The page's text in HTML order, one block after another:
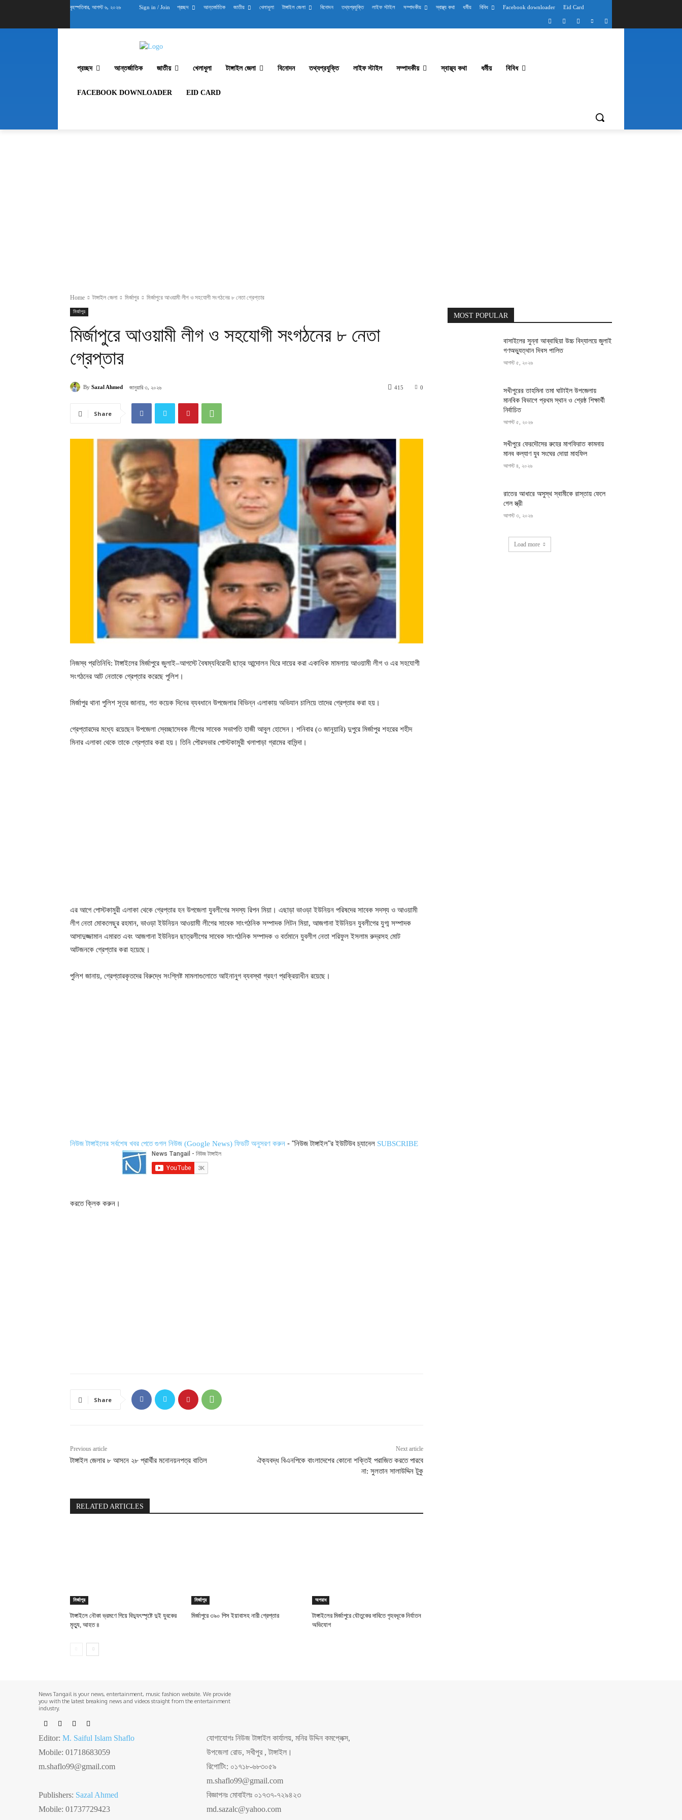
বৃহস্পতিবার, আগস্ট ৬, ২০২৬ Sign in / Join প্রচ্ছদ আন্তর্জাতিক জাতীয় খেলাধুলা টাঙ্গাইল জেলা বিনোদন তথ্যপ্রযুক্তি লাইফ স্টাইল সম্পাদকীয় স্বাস্থ্য কথা ধর্মীয় বিবিধ Facebook downloader Eid Card
প্রচ্ছদ আন্তর্জাতিক জাতীয় খেলাধুলা টাঙ্গাইল জেলা বিনোদন তথ্যপ্রযুক্তি লাইফ স্টাইল সম্পাদকীয় স্বাস্থ্য কথা ধর্মীয় বিবিধ
FACEBOOK DOWNLOADER EID CARD
Home টাঙ্গাইল জেলা মির্জাপুর মির্জাপুরে আওয়ামী লীগ ও সহযোগী সংগঠনের ৮ নেতা গ্রেপ্তার
মির্জাপুর
মির্জাপুরে আওয়ামী লীগ ও সহযোগী সংগঠনের ৮ নেতা
গ্রেপ্তার
By Sazal Ahmed জানুয়ারি ৩, ২০২৬ 0
415
Share
নিজস্ব প্রতিনিধি: টাঙ্গাইলের মির্জাপুরে জুলাই–আগস্টে বৈষম্যবিরোধী ছাত্র আন্দোলন ঘিরে দায়ের করা একাধিক মামলায় আওয়ামী লীগ ও এর সহযোগী
সংগঠনের আট নেতাকে গ্রেপ্তার করেছে পুলিশ।
মির্জাপুর থানা পুলিশ সূত্র জানায়, গত কয়েক দিনের ব্যবধানে উপজেলার বিভিন্ন এলাকায় অভিযান চালিয়ে তাদের গ্রেপ্তার করা হয়।
গ্রেপ্তারদের মধ্যে রয়েছেন উপজেলা স্বেচ্ছাসেবক লীগের সাবেক সভাপতি হাজী আবুল হোসেন। শনিবার (৩ জানুয়ারি) দুপুরে মির্জাপুর শহরের শহীদ
মিনার এলাকা থেকে তাকে গ্রেপ্তার করা হয়। তিনি পৌরসভার পোস্টকামুরী খলাপাড়া গ্রামের বাসিন্দা।
এর আগে পোস্টকামুরী এলাকা থেকে গ্রেপ্তার হন উপজেলা যুবলীগের সদস্য রিপন মিয়া। এছাড়া ভাওড়া ইউনিয়ন পরিষদের সাবেক সদস্য ও আওয়ামী
লীগ নেতা মোকলেছুর রহমান, ভাওড়া ইউনিয়ন আওয়ামী লীগের সাবেক সাংগঠনিক সম্পাদক লিটন মিয়া, আজগানা ইউনিয়ন যুবলীগের যুগ্ম সম্পাদক
আসাদুজ্জামান এমারত এবং আজগানা ইউনিয়ন ছাত্রলীগের সাবেক সাংগঠনিক সম্পাদক ও বর্তমানে যুবলীগ নেতা শরিফুল ইসলাম রুদ্রসহ মোট
আটজনকে গ্রেপ্তার করা হয়েছে।
পুলিশ জানায়, গ্রেপ্তারকৃতদের বিরুদ্ধে সংশ্লিষ্ট মামলাগুলোতে আইনানুগ ব্যবস্থা গ্রহণ প্রক্রিয়াধীন রয়েছে।
নিউজ টাঙ্গাইলের সর্বশেষ খবর পেতে গুগল নিউজ (Google News) ফিডটি অনুসরণ করুন - "নিউজ টাঙ্গাইল"র ইউটিউব চ্যানেল SUBSCRIBE
করতে ক্লিক করুন।
Share
Previous article
টাঙ্গাইল জেলার ৮ আসনে ২৮ প্রার্থীর মনোনয়নপত্র বাতিল
Next article
ঐক্যবদ্ধ বিএনপিকে বাংলাদেশের কোনো শক্তিই পরাজিত করতে পারবে
না: সুলতান সালাউদ্দিন টুকু
RELATED ARTICLES
মির্জাপুর
টাঙ্গাইলে নৌকা ভ্রমণে গিয়ে বিদ্যুৎস্পৃষ্টে দুই যুবকের
মৃত্যু, আহত ৪
মির্জাপুর
মির্জাপুরে ৩৯০ পিস ইয়াবাসহ নারী গ্রেপ্তার
অপরাধ
টাঙ্গাইলের মির্জাপুরে যৌতুকের দাবিতে গৃহবধূকে নির্যাতন
অভিযোগ
MOST POPULAR
বাসাইলের সুন্না আব্বাছিয়া উচ্চ বিদ্যালয়ে জুলাই
গণঅভ্যুত্থান দিবস পালিত
আগস্ট ৫, ২০২৬
সখীপুরের তাহমিনা তমা ঘাটাইল উপজেলায়
মানবিক বিভাগে প্রথম স্থান ও শ্রেষ্ঠ শিক্ষার্থী
নির্বাচিত
আগস্ট ৫, ২০২৬
সখীপুরে ফেরদৌসের রুহের মাগফিরাত কামনায়
মানব কল্যাণ যুব সংঘের দোয়া মাহফিল
আগস্ট ৪, ২০২৬
রাতের আধারে অসুস্থ স্বামীকে রাস্তায় ফেলে
গেল স্ত্রী
আগস্ট ৩, ২০২৬
Load more
News Tangail is your news, entertainment, music fashion website. We provide
you with the latest breaking news and videos straight from the entertainment
industry.
Editor: M. Saiful Islam Shaflo
Mobile: 01718683059
m.shaflo99@gmail.com
Publishers: Sazal Ahmed
Mobile: 01737729423
যোগাযোগঃ নিউজ টাঙ্গাইল কার্যালয়, মনির উদ্দিন কমপ্লেক্স,
উপজেলা রোড, সখীপুর , টাঙ্গাইল।
রিপোটিং: ০১৭১৮-৬৮৩০৫৯
m.shaflo99@gmail.com
বিজ্ঞাপনঃ মোবাইলঃ ০১৭৩৭-৭২৯৪২৩
md.sazalc@yahoo.com